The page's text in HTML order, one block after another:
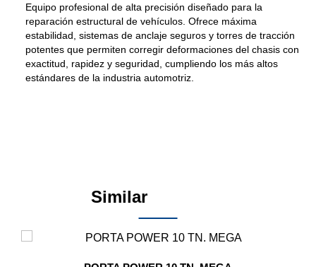
Equipo profesional de alta precisión diseñado para la
reparación estructural de vehículos. Ofrece máxima
estabilidad, sistemas de anclaje seguros y torres de tracción
potentes que permiten corregir deformaciones del chasis con
exactitud, rapidez y seguridad, cumpliendo los más altos
estándares de la industria automotriz.
Similar